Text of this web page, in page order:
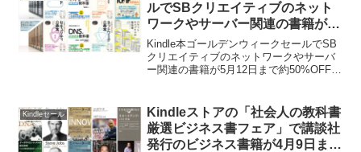
ルでSBクリエイティブのネット
ワークやサーバー関連の書籍が5
月12日まで約50%OFFセール中。
Kindle本ゴールデンウィークセールでSB
クリエイティブのネットワークやサーバ
ー関連の書籍が5月12日まで約50%OFFセ
Kindleセール
Kindleストアの「社会人の教科書
厳選ビジネス書フェア」で講談社
発行のビジネス書籍が4月9日まで